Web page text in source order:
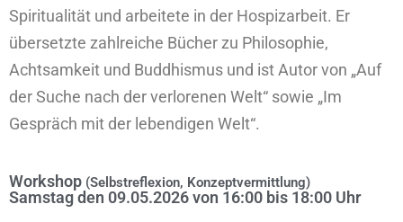
Spiritualität und arbeitete in der Hospizarbeit. Er
übersetzte zahlreiche Bücher zu Philosophie,
Achtsamkeit und Buddhismus und ist Autor von „Auf
der Suche nach der verlorenen Welt“ sowie „Im
Gespräch mit der lebendigen Welt“.
Workshop (Selbstreflexion, Konzeptvermittlung)
Samstag den 09.05.2026 von 16:00 bis 18:00 Uhr